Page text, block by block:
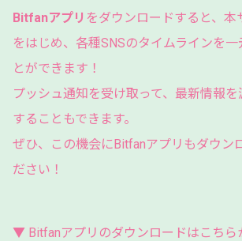
Bitfanアプリ をダウンロードすると、本
をはじめ、各種SNSのタイムラインを
とができます！
プッシュ通知を受け取って、 最新情報を
することもできます。
ぜひ、この機会にBitfanアプリもダウン
ださい！
▼ Bitfanアプリのダウンロードはこちら